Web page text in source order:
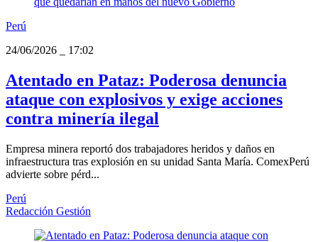
Perú
24/06/2026
17:02
Atentado en Pataz: Poderosa denuncia
ataque con explosivos y exige acciones
contra minería ilegal
Empresa minera reportó dos trabajadores heridos y daños en
infraestructura tras explosión en su unidad Santa María. ComexPerú
advierte sobre pérd...
Perú
Redacción Gestión